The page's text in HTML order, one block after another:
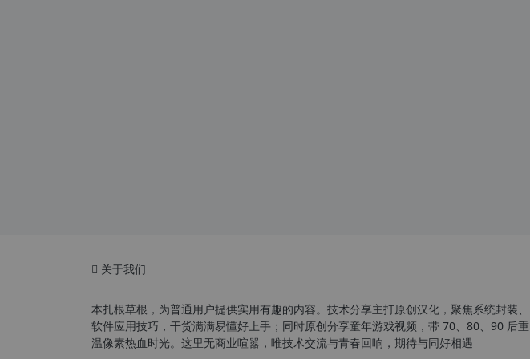
关于我们
本扎根草根，为普通用户提供实用有趣的内容。技术分享主打原创汉化，聚焦系统封装、
软件应用技巧，干货满满易懂好上手；同时原创分享童年游戏视频，带 70、80、90 后重
温像素热血时光。这里无商业喧嚣，唯技术交流与青春回响，期待与同好相遇